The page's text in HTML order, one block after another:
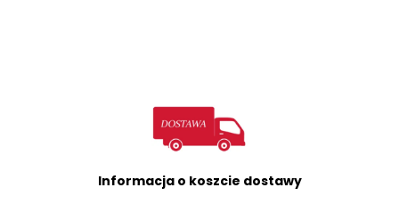
Informacja o koszcie dostawy